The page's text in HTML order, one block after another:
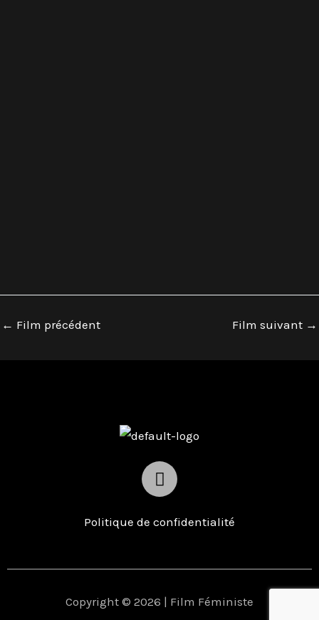
← Film précédent Film suivant →
I
n
t
r
a
m
Politique de confidentialité
Copyright © 2026 | Film Féministe